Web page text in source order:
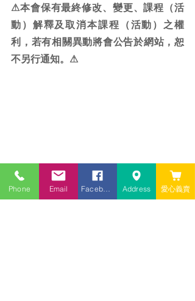
⚠本會保有最終修改、變更、課程（活
動）解釋及取消本課程（活動）之權
利，若有相關異動將會公告於網站，恕
不另行通知。⚠
Phone Email Address 愛心義賣